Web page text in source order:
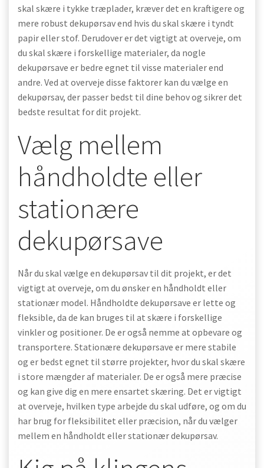
skal skære i tykke træplader, kræver det en kraftigere og
mere robust dekupørsav end hvis du skal skære i tyndt
papir eller stof. Derudover er det vigtigt at overveje, om
du skal skære i forskellige materialer, da nogle
dekupørsave er bedre egnet til visse materialer end
andre. Ved at overveje disse faktorer kan du vælge en
dekupørsav, der passer bedst til dine behov og sikrer det
bedste resultat for dit projekt.
Vælg mellem
håndholdte eller
stationære
dekupørsave
Når du skal vælge en dekupørsav til dit projekt, er det
vigtigt at overveje, om du ønsker en håndholdt eller
stationær model. Håndholdte dekupørsave er lette og
fleksible, da de kan bruges til at skære i forskellige
vinkler og positioner. De er også nemme at opbevare og
transportere. Stationære dekupørsave er mere stabile
og er bedst egnet til større projekter, hvor du skal skære
i store mængder af materialer. De er også mere præcise
og kan give dig en mere ensartet skæring. Det er vigtigt
at overveje, hvilken type arbejde du skal udføre, og om du
har brug for fleksibilitet eller præcision, når du vælger
mellem en håndholdt eller stationær dekupørsav.